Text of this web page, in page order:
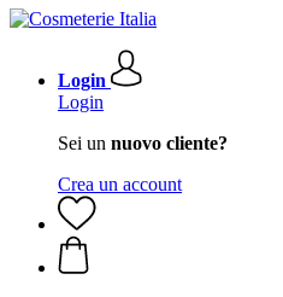
Login
Login
Sei un nuovo cliente?
Crea un account